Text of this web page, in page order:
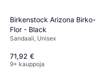
Birkenstock Arizona Birko-
Flor - Black
Sandaali, Unisex
71,92 €
9+ kauppoja